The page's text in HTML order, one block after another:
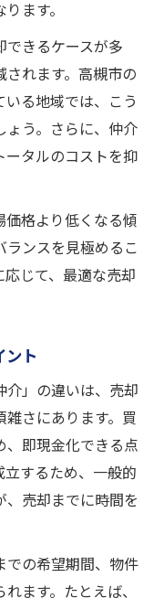
ます。
できるケースが多
されます。高槻市の
る地域では、こう
ょう。さらに、仲介
ータルのコストを抑
価格より低くなる傾
ランスを見極めるこ
応じて、最適な売却
ント
介」の違いは、売却
雑さにあります。買
、即現金化できる点
するため、一般的
、売却までに時間を
での希望期間、物件
ます。たとえば、